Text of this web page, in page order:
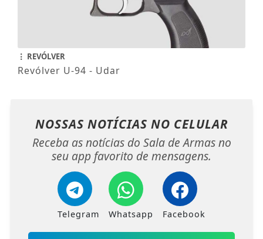
REVÓLVER
Revólver U-94 - Udar
NOSSAS NOTÍCIAS NO CELULAR
Receba as notícias do Sala de Armas no
seu app favorito de mensagens.
Telegram Whatsapp Facebook